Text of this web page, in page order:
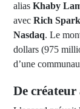
alias Khaby
avec Rich
Nasdaq. Le
dollars (975
d’une
De